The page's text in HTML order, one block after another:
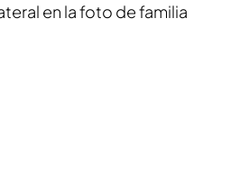
en la foto de familia